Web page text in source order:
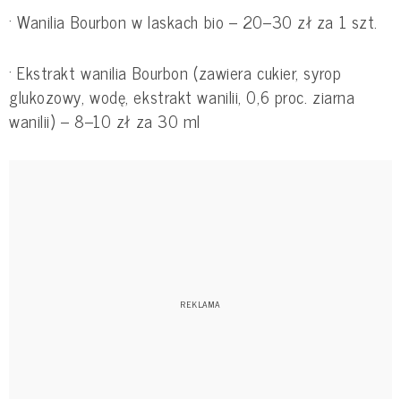
·Wanilia Bourbon w laskach bio – 20–30 zł za 1 szt.
·Ekstrakt wanilia Bourbon (zawiera cukier, syrop
glukozowy, wodę, ekstrakt wanilii, 0,6 proc. ziarna
wanilii) – 8–10 zł za 30 ml